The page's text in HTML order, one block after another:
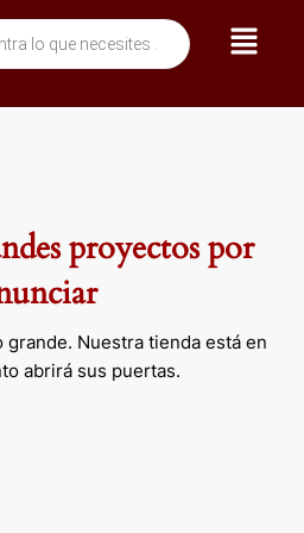
Menú
proyectos por
grande. Nuestra tienda está en
abrirá sus puertas.